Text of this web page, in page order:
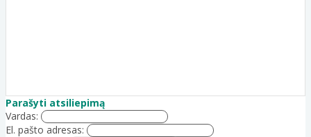
Parašyti atsiliepimą
Vardas:
El. pašto adresas: